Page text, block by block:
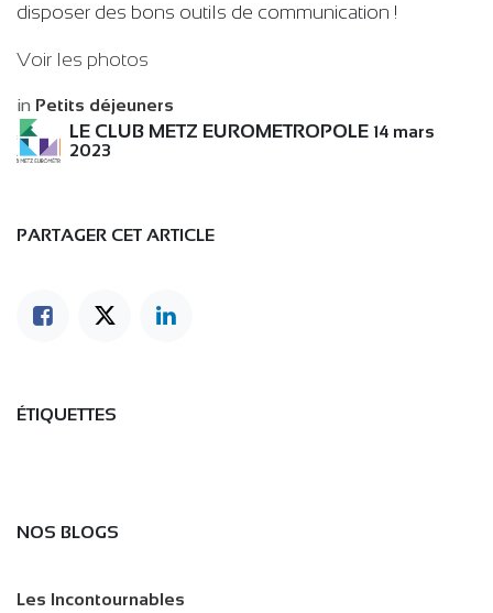
disposer des bons outils de communication !
Voir les photos
in Petits déjeuners
LE CLUB METZ EUROMETROPOLE 14 mars
2023
PARTAGER CET ARTICLE
ÉTIQUETTES
NOS BLOGS
Les Incontournables